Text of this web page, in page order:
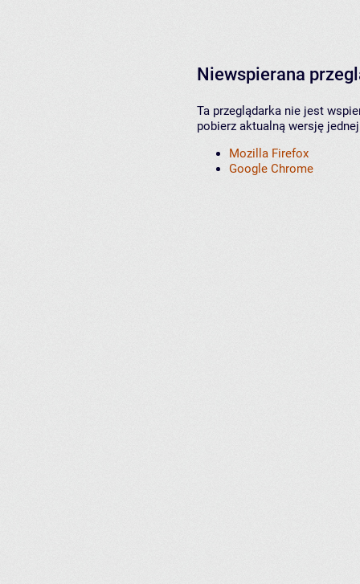
Niewspierana
Ta przeglądarka nie jest
pobierz aktualną wersję
Mozilla Firefox
Google Chrome